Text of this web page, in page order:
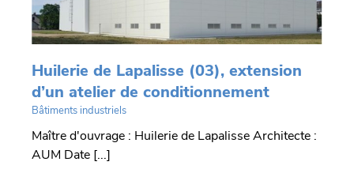
Huilerie de Lapalisse (03), extension
d’un atelier de conditionnement
Bâtiments industriels
Maître d'ouvrage : Huilerie de Lapalisse Architecte :
AUM Date [...]